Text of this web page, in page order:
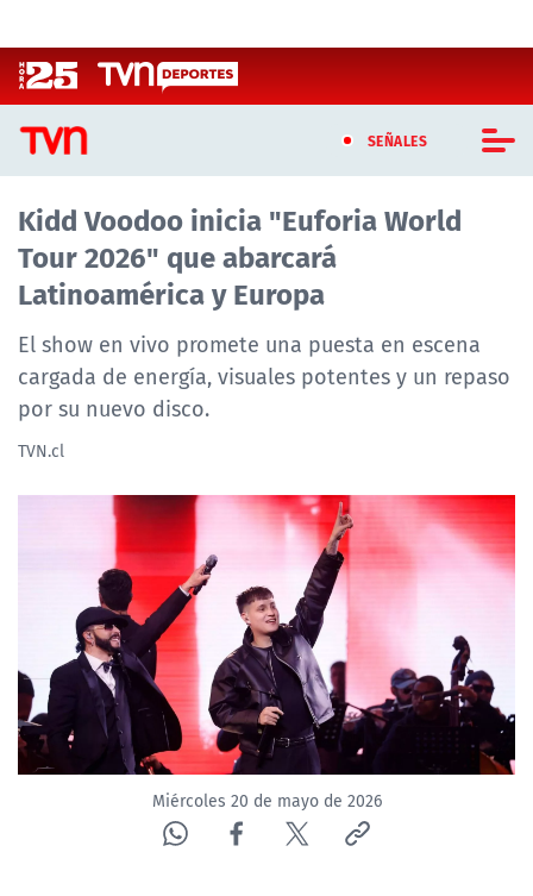
SEÑALES
CASTING MASTERCHEF CHILE
CASTING TVN VERTICAL
TVN VERTICAL
TVN PLAY
PROGRAMAS
TELESERIES
ACTUALIDAD Y TENDENCIAS
CORPORATIVO Y TRANSPARENCIA
CANAL DE DENUNCIAS
ÁREA DE PROYECTOS
Kidd Voodoo inicia "Euforia World
Tour 2026" que abarcará
Latinoamérica y Europa
El show en vivo promete una puesta en escena
cargada de energía, visuales potentes y un repaso
por su nuevo disco.
TVN.cl
Miércoles 20 de mayo de 2026